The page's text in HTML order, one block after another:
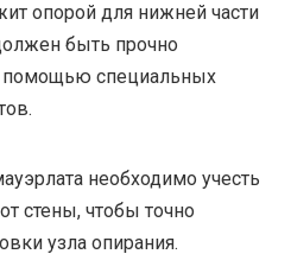
опорой для нижней части
быть прочно
помощью специальных
необходимо учесть
стены, чтобы точно
узла опирания.